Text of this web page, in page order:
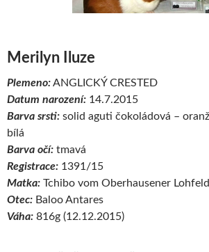
Merilyn Iluze
Plemeno:ANGLICKÝ CRESTED
Datum narození: 14.7.2015
Barva srsti: solid aguti čokoládová –
bílá
Barva očí: tmavá
Registrace: 1391/15
Matka: Tchibo vom Oberhausener Lohfeld
Otec: Baloo Antares
Váha: 816g (12.12.2015)